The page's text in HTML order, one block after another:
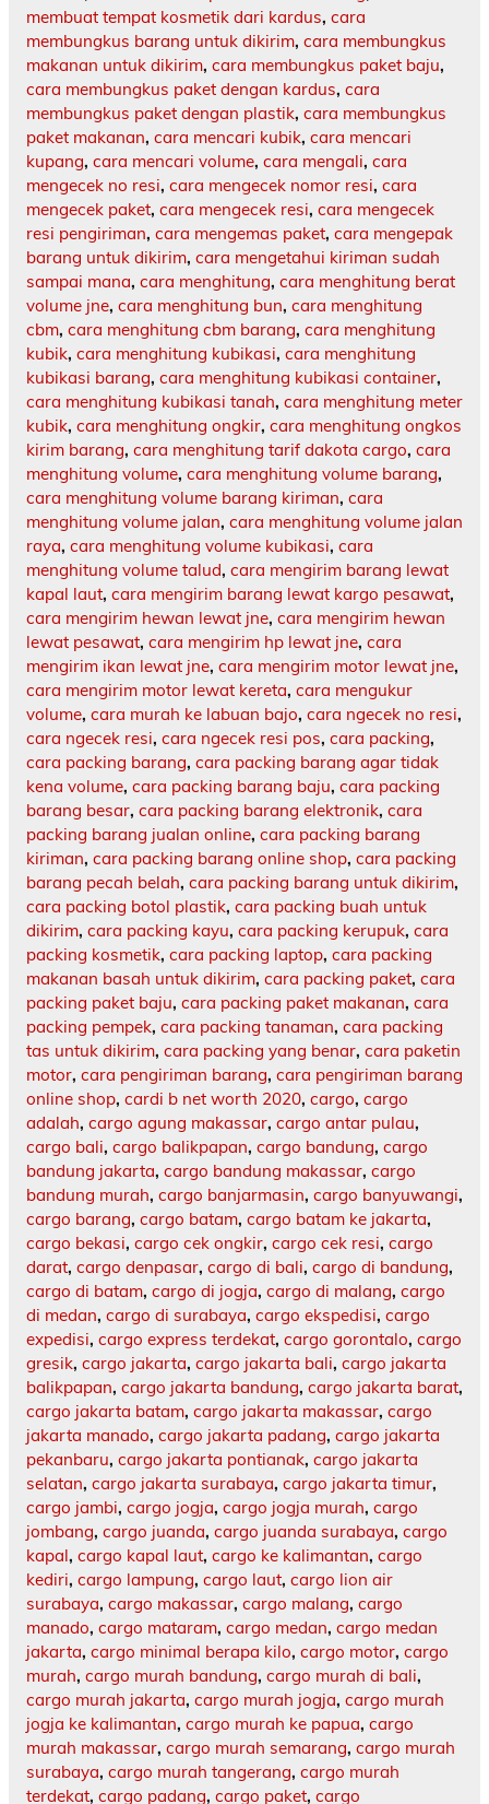
membuat tempat kosmetik dari kardus, cara
membungkus barang untuk dikirim, cara membungkus
makanan untuk dikirim, cara membungkus paket baju,
cara membungkus paket dengan kardus, cara
membungkus paket dengan plastik, cara membungkus
paket makanan, cara mencari kubik, cara mencari
kupang, cara mencari volume, cara mengali, cara
mengecek no resi, cara mengecek nomor resi, cara
mengecek paket, cara mengecek resi, cara mengecek
resi pengiriman, cara mengemas paket, cara mengepak
barang untuk dikirim, cara mengetahui kiriman sudah
sampai mana, cara menghitung, cara menghitung berat
volume jne, cara menghitung bun, cara menghitung
cbm, cara menghitung cbm barang, cara menghitung
kubik, cara menghitung kubikasi, cara menghitung
kubikasi barang, cara menghitung kubikasi container,
cara menghitung kubikasi tanah, cara menghitung meter
kubik, cara menghitung ongkir, cara menghitung ongkos
kirim barang, cara menghitung tarif dakota cargo, cara
menghitung volume, cara menghitung volume barang,
cara menghitung volume barang kiriman, cara
menghitung volume jalan, cara menghitung volume jalan
raya, cara menghitung volume kubikasi, cara
menghitung volume talud, cara mengirim barang lewat
kapal laut, cara mengirim barang lewat kargo pesawat,
cara mengirim hewan lewat jne, cara mengirim hewan
lewat pesawat, cara mengirim hp lewat jne, cara
mengirim ikan lewat jne, cara mengirim motor lewat jne,
cara mengirim motor lewat kereta, cara mengukur
volume, cara murah ke labuan bajo, cara ngecek no resi,
cara ngecek resi, cara ngecek resi pos, cara packing,
cara packing barang, cara packing barang agar tidak
kena volume, cara packing barang baju, cara packing
barang besar, cara packing barang elektronik, cara
packing barang jualan online, cara packing barang
kiriman, cara packing barang online shop, cara packing
barang pecah belah, cara packing barang untuk dikirim,
cara packing botol plastik, cara packing buah untuk
dikirim, cara packing kayu, cara packing kerupuk, cara
packing kosmetik, cara packing laptop, cara packing
makanan basah untuk dikirim, cara packing paket, cara
packing paket baju, cara packing paket makanan, cara
packing pempek, cara packing tanaman, cara packing
tas untuk dikirim, cara packing yang benar, cara paketin
motor, cara pengiriman barang, cara pengiriman barang
online shop, cardi b net worth 2020, cargo, cargo
adalah, cargo agung makassar, cargo antar pulau,
cargo bali, cargo balikpapan, cargo bandung, cargo
bandung jakarta, cargo bandung makassar, cargo
bandung murah, cargo banjarmasin, cargo banyuwangi,
cargo barang, cargo batam, cargo batam ke jakarta,
cargo bekasi, cargo cek ongkir, cargo cek resi, cargo
darat, cargo denpasar, cargo di bali, cargo di bandung,
cargo di batam, cargo di jogja, cargo di malang, cargo
di medan, cargo di surabaya, cargo ekspedisi, cargo
expedisi, cargo express terdekat, cargo gorontalo, cargo
gresik, cargo jakarta, cargo jakarta bali, cargo jakarta
balikpapan, cargo jakarta bandung, cargo jakarta barat,
cargo jakarta batam, cargo jakarta makassar, cargo
jakarta manado, cargo jakarta padang, cargo jakarta
pekanbaru, cargo jakarta pontianak, cargo jakarta
selatan, cargo jakarta surabaya, cargo jakarta timur,
cargo jambi, cargo jogja, cargo jogja murah, cargo
jombang, cargo juanda, cargo juanda surabaya, cargo
kapal, cargo kapal laut, cargo ke kalimantan, cargo
kediri, cargo lampung, cargo laut, cargo lion air
surabaya, cargo makassar, cargo malang, cargo
manado, cargo mataram, cargo medan, cargo medan
jakarta, cargo minimal berapa kilo, cargo motor, cargo
murah, cargo murah bandung, cargo murah di bali,
cargo murah jakarta, cargo murah jogja, cargo murah
jogja ke kalimantan, cargo murah ke papua, cargo
murah makassar, cargo murah semarang, cargo murah
surabaya, cargo murah tangerang, cargo murah
terdekat, cargo padang, cargo paket, cargo